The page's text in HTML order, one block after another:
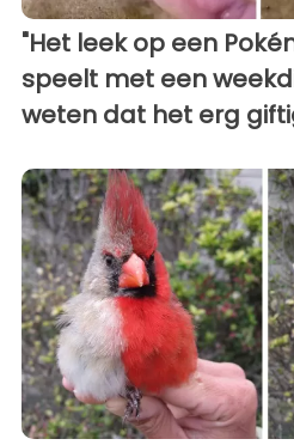
"Het leek op een
speelt met een
weten dat het erg